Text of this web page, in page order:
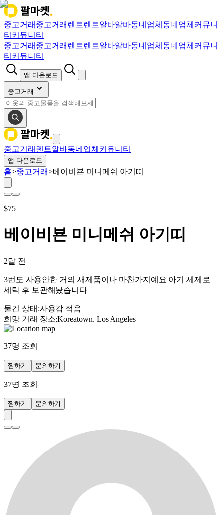
중고거래 중고거래 렌트렌트알바알바동네업체 동네업체 커뮤니
티 커뮤니티
중고거래 중고거래 렌트렌트알바알바동네업체 동네업체 커뮤니
티 커뮤니티
앱 다운로드
중고거래
중고거래 렌트알바동네업체 커뮤니티
앱 다운로드
홈>중고거래>베이비뵨 미니메쉬 아기띠
$75
베이비뵨 미니메쉬 아기띠
2달 전
3번도 사용안한 거의 새제품이나 마찬가지예요 아기 세제로
세탁 후 보관해놨습니다
물건 상태 :사용감 적음
희망 거래 장소:Koreatown, Los Angeles
37명 조회
찜하기 문의하기
37명 조회
찜하기 문의하기